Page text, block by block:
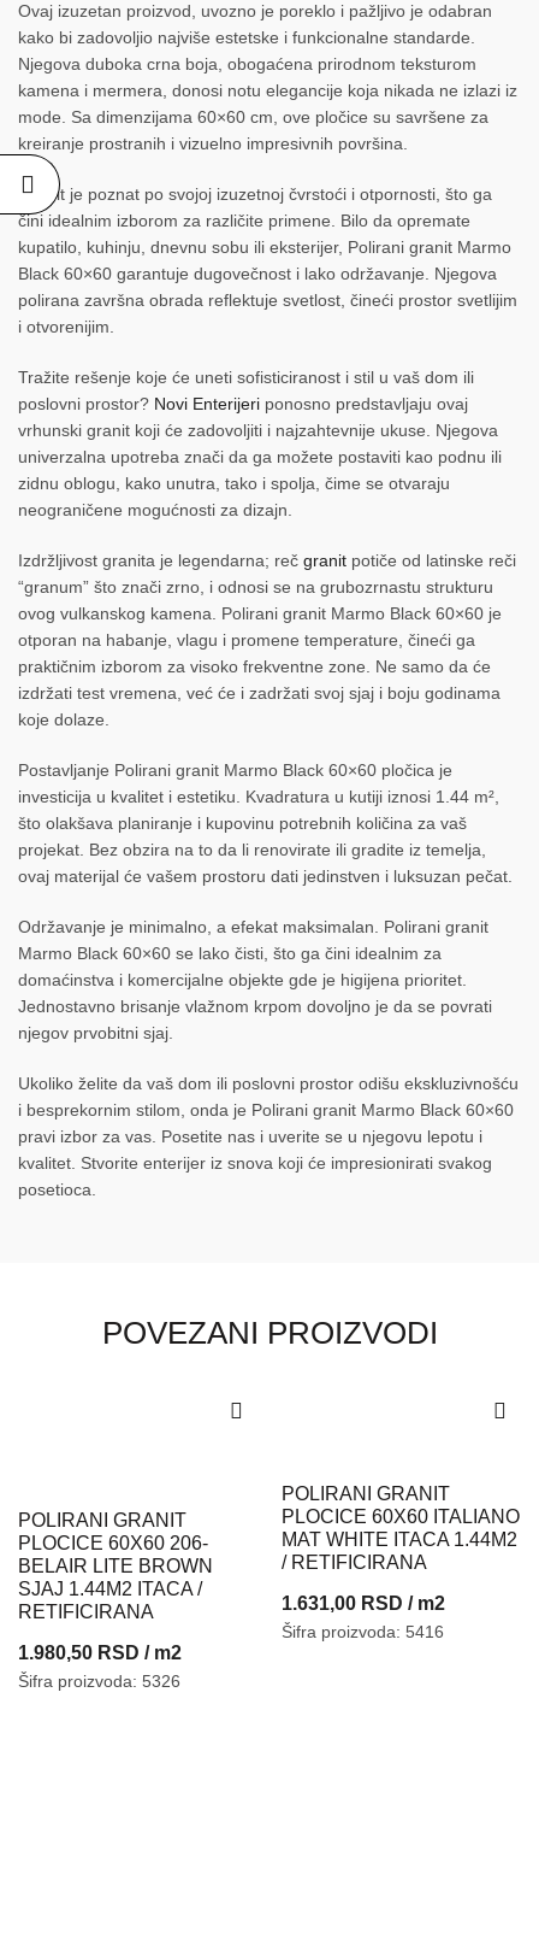
Ovaj izuzetan proizvod, uvozno je poreklo i pažljivo je odabran
kako bi zadovoljio najviše estetske i funkcionalne standarde.
Njegova duboka crna boja, obogaćena prirodnom teksturom
kamena i mermera, donosi notu elegancije koja nikada ne izlazi iz
mode. Sa dimenzijama 60×60 cm, ove pločice su savršene za
kreiranje prostranih i vizuelno impresivnih površina.
Granit je poznat po svojoj izuzetnoj čvrstoći i otpornosti, što ga
čini idealnim izborom za različite primene. Bilo da opremate
kupatilo, kuhinju, dnevnu sobu ili eksterijer, Polirani granit Marmo
Black 60×60 garantuje dugovečnost i lako održavanje. Njegova
polirana završna obrada reflektuje svetlost, čineći prostor svetlijim
i otvorenijim.
Tražite rešenje koje će uneti sofisticiranost i stil u vaš dom ili
poslovni prostor? Novi Enterijeri ponosno predstavljaju ovaj
vrhunski granit koji će zadovoljiti i najzahtevnije ukuse. Njegova
univerzalna upotreba znači da ga možete postaviti kao podnu ili
zidnu oblogu, kako unutra, tako i spolja, čime se otvaraju
neograničene mogućnosti za dizajn.
Izdržljivost granita je legendarna; reč granit potiče od latinske reči
“granum” što znači zrno, i odnosi se na grubozrnastu strukturu
ovog vulkanskog kamena. Polirani granit Marmo Black 60×60 je
otporan na habanje, vlagu i promene temperature, čineći ga
praktičnim izborom za visoko frekventne zone. Ne samo da će
izdržati test vremena, već će i zadržati svoj sjaj i boju godinama
koje dolaze.
Postavljanje Polirani granit Marmo Black 60×60 pločica je
investicija u kvalitet i estetiku. Kvadratura u kutiji iznosi 1.44 m²,
što olakšava planiranje i kupovinu potrebnih količina za vaš
projekat. Bez obzira na to da li renovirate ili gradite iz temelja,
ovaj materijal će vašem prostoru dati jedinstven i luksuzan pečat.
Održavanje je minimalno, a efekat maksimalan. Polirani granit
Marmo Black 60×60 se lako čisti, što ga čini idealnim za
domaćinstva i komercijalne objekte gde je higijena prioritet.
Jednostavno brisanje vlažnom krpom dovoljno je da se povrati
njegov prvobitni sjaj.
Ukoliko želite da vaš dom ili poslovni prostor odišu ekskluzivnošću
i besprekornim stilom, onda je Polirani granit Marmo Black 60×60
pravi izbor za vas. Posetite nas i uverite se u njegovu lepotu i
kvalitet. Stvorite enterijer iz snova koji će impresionirati svakog
posetioca.
POVEZANI PROIZVODI
POLIRANI GRANIT
PLOCICE 60X60 206-
BELAIR LITE BROWN
SJAJ 1.44M2 ITACA /
RETIFICIRANA
1.980,50 RSD / m2
Šifra proizvoda: 5326
POLIRANI GRANIT
PLOCICE 60X60 ITALIANO
MAT WHITE ITACA 1.44M2
/ RETIFICIRANA
1.631,00 RSD / m2
Šifra proizvoda: 5416